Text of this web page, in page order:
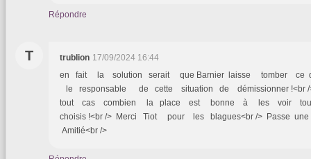
Répondre
T trublion 17/09/2024 16:44
en fait la solution serait que Barnier laisse tomber ce
le responsable de cette situation de démissionner
tout cas combien la place est bonne à les voir
choisis !<br /> Merci Tiot pour les blagues<br /> Passe une
Amitié<br />